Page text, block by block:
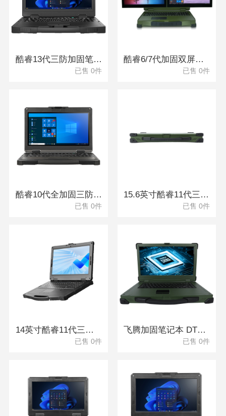
酷睿13代三防加固笔记本 DTN-S1413G
已售 0件
酷睿6/7代加固双屏三防笔记本 DTN-X1506CG
已售 0件
酷睿10代全加固三防笔记本 DTN-X1310G
已售 0件
15.6英寸酷睿11代三防笔记本 DTN-S1511TG
已售 0件
14英寸酷睿11代三防笔记本 DT-14A
已售 0件
飞腾加固笔记本 DTN-X15FT2000G
已售 0件